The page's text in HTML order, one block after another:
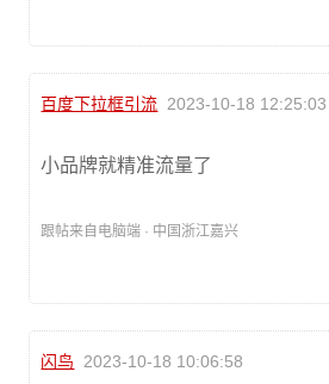
百度下拉框引流 2023-10-18 12:25:03
小品牌就精准流量了
跟帖来自电脑端 · 中国浙江嘉兴
闪鸟 2023-10-18 10:06:58